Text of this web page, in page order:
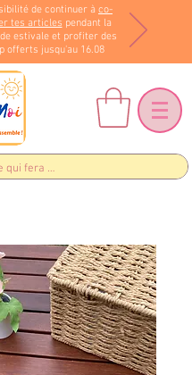
de continuer à co-
tes articles pendant la
estivale et profiter des
offerts jusqu'au 16.08